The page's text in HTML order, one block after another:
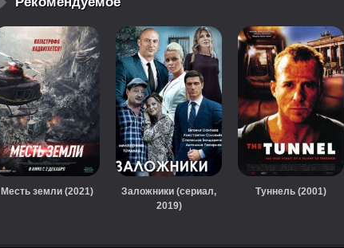
Месть земли (2021)
Заложники (сериал,
2019)
Туннель (2001)